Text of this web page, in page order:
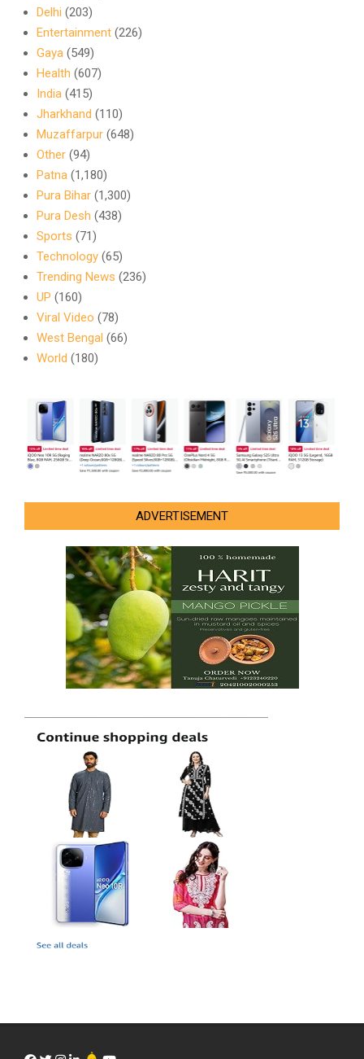
Delhi (203)
Entertainment (226)
Gaya (549)
Health (607)
India (415)
Jharkhand (110)
Muzaffarpur (648)
Other (94)
Patna (1,180)
Pura Bihar (1,300)
Pura Desh (438)
Sports (71)
Technology (65)
Trending News (236)
UP (160)
Viral Video (78)
West Bengal (66)
World (180)
ADVERTISEMENT